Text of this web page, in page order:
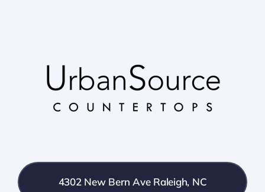
4302 New Bern Ave Raleigh, NC